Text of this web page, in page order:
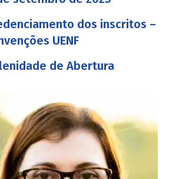
dos inscritos –
UENF
de Abertura